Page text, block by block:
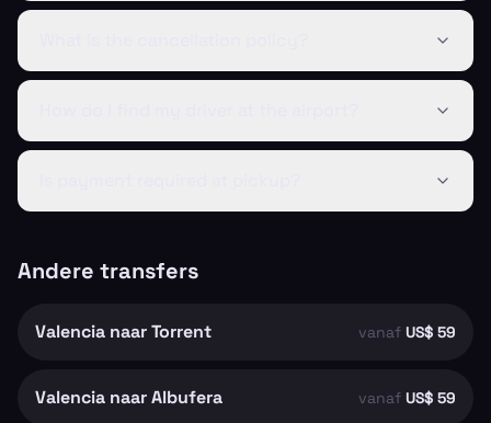
Andere transfers
Valencia naar Torrent vanaf US$ 59
Valencia naar Albufera vanaf US$ 59